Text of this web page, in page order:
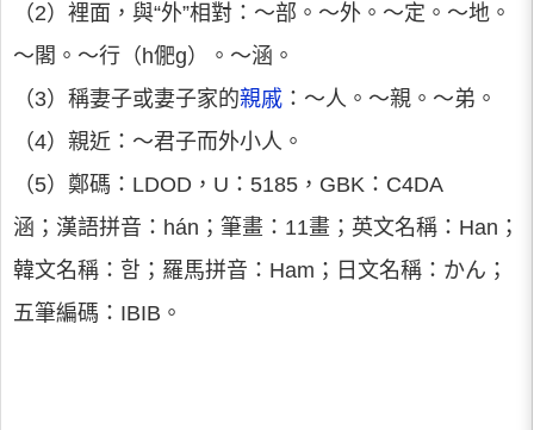
（2）裡面，與“外”相對：～部。～外。～定。～地。
～閣。～行（h俷g）。～涵。
（3）稱妻子或妻子家的親戚 ：～人。～親。～弟。
（4）親近：～君子而外小人。
（5）鄭碼：LDOD，U：5185，GBK：C4DA
涵；漢語拼音：hán；筆畫：11畫；英文名稱：Han；
韓文名稱：함；羅馬拼音：Ham；日文名稱：かん；
五筆編碼：IBIB。